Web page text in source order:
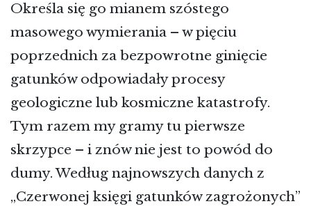
Określa się go mianem szóstego
masowego wymierania – w pięciu
poprzednich za bezpowrotne ginięcie
gatunków odpowiadały procesy
geologiczne lub kosmiczne katastrofy.
Tym razem my gramy tu pierwsze
skrzypce – i znów nie jest to powód do
dumy. Według najnowszych danych z
„Czerwonej księgi gatunków zagrożonych”